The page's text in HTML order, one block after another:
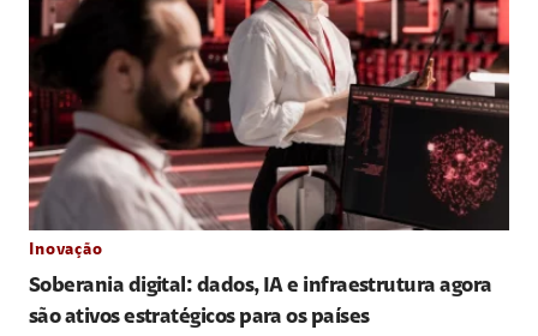
Inovação
Soberania digital: dados, IA e infraestrutura agora
são ativos estratégicos para os países